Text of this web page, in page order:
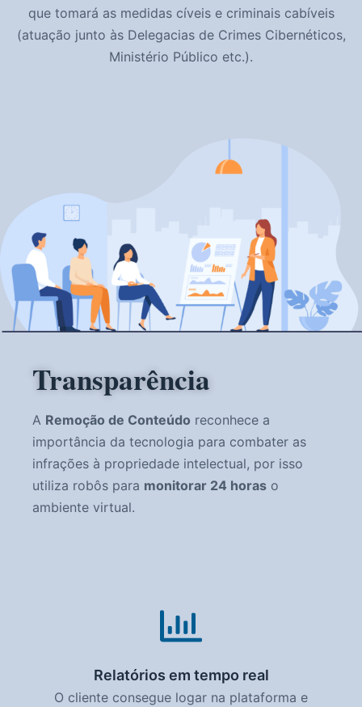
que tomará as medidas cíveis e criminais cabíveis
(atuação junto às Delegacias de Crimes Cibernéticos,
Ministério Público etc.).
Transparência
A Remoção de Conteúdo reconhece a
importância da tecnologia para combater as
infrações à propriedade intelectual, por isso
utiliza robôs para monitorar 24 horas o
ambiente virtual.
Relatórios em tempo real
O cliente consegue logar na plataforma e